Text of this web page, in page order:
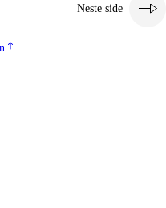
Neste side